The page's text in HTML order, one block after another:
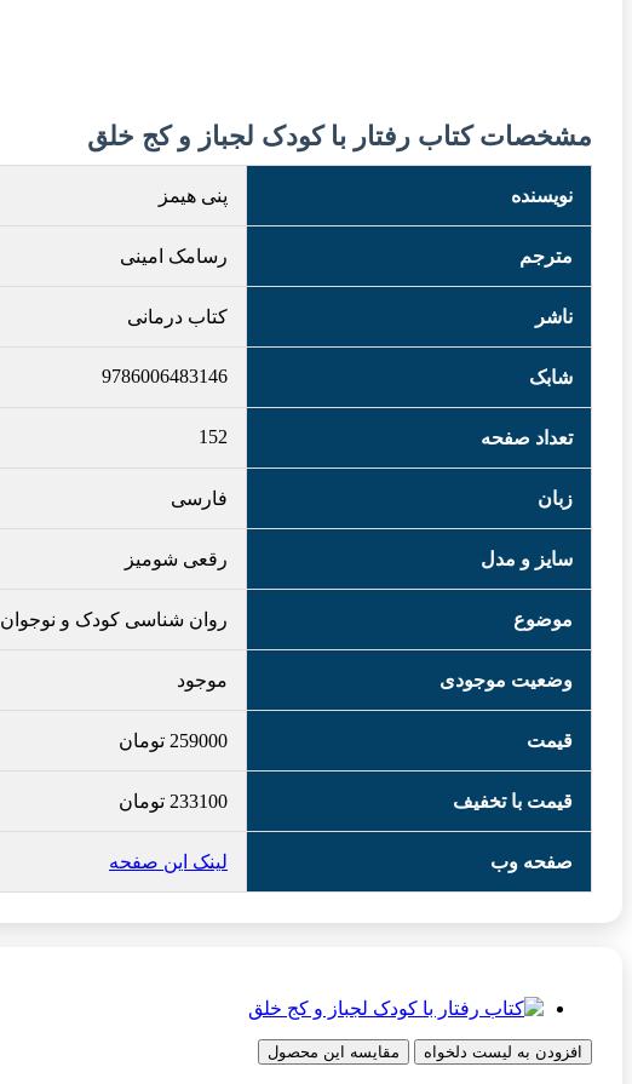
مشخصات کتاب رفتار با کودک لجباز و کج خلق
نویسنده پنی هیمز
مترجم رسامک امینی
ناشر کتاب درمانی
شابک 9786006483146
تعداد صفحه 152
زبان فارسی
سایز و مدل رقعی شومیز
موضوع روان شناسی کودک و نوجوان
وضعیت موجودی موجود
قیمت 259000 تومان
قیمت با تخفیف 233100 تومان
صفحه وب لینک این صفحه
افزودن به لیست دلخواه مقایسه این محصول